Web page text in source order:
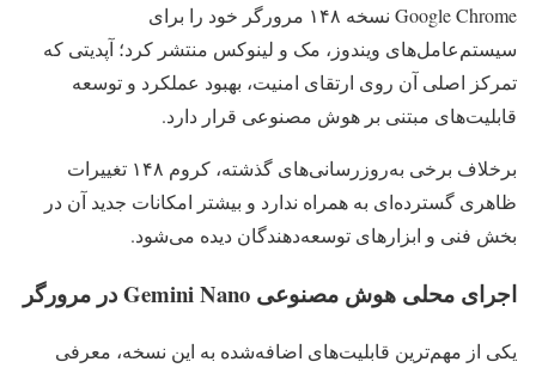
Google Chrome نسخه ۱۴۸ مرورگر خود را برای
سیستم‌عامل‌های ویندوز، مک و لینوکس منتشر کرد؛ آپدیتی که
تمرکز اصلی آن روی ارتقای امنیت، بهبود عملکرد و توسعه
قابلیت‌های مبتنی بر هوش مصنوعی قرار دارد.
برخلاف برخی به‌روزرسانی‌های گذشته، کروم ۱۴۸ تغییرات
ظاهری گسترده‌ای به همراه ندارد و بیشتر امکانات جدید آن در
بخش فنی و ابزارهای توسعه‌دهندگان دیده می‌شود.
اجرای محلی هوش مصنوعی Gemini Nano در مرورگر
یکی از مهم‌ترین قابلیت‌های اضافه‌شده به این نسخه، معرفی